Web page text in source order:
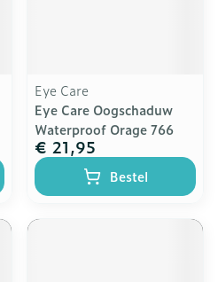
Eye Care
Eye Care Oogschaduw
Waterproof Orage 766
€ 21,95
Bestel